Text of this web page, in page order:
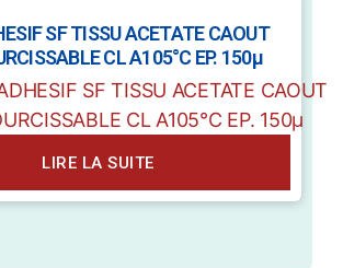
SF TISSU ACETATE CAOUT
CL A105°C EP. 150µ
LIRE LA SUITE